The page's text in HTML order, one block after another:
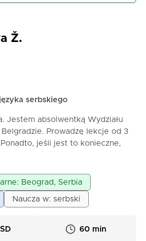
Ž.
serbskiego
Jestem absolwentką Wydziału
Prowadzę lekcje od 3
jeśli jest to konieczne,
się online na platformie Zoom.
i średnich. W pracy
prezentacje.
i lubię pracować z dziećmi.
Beograd, Serbia
Naucza w: serbski
60 min